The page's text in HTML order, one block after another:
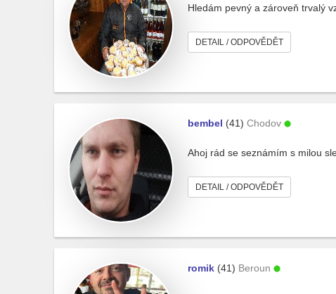
Hledám pevný a zároveň trvalý
DETAIL / ODPOVĚDĚT
bembel (41) Chodov
Ahoj rád se seznámím s milou
DETAIL / ODPOVĚDĚT
romik (41) Beroun